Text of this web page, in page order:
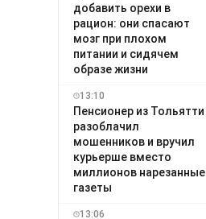
добавить орехи в
рацион: они спасают
мозг при плохом
питании и сидячем
образе жизни
13:10
Пенсионер из Тольятти
разоблачил
мошенников и вручил
курьерше вместо
миллионов нарезанные
газеты
13:06